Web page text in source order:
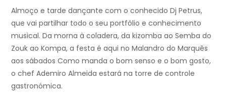
Almoço e tarde dançante com o conhecido Dj Petrus,
que vai partilhar todo o seu portfólio e conhecimento
musical. Da morna à coladera, da kizomba ao Semba do
Zouk ao Kompa, a festa é aqui no Malandro do Marquês
aos sábados Como manda o bom senso e o bom gosto,
o chef Ademiro Almeida estará na torre de controle
gastronómica.